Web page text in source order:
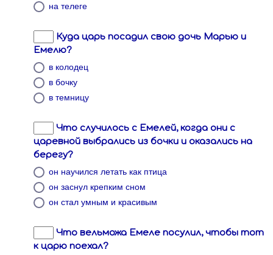
на телеге
Куда царь посадил свою дочь Марью и
Емелю?
в колодец
в бочку
в темницу
Что случилось с Емелей, когда они с
царевной выбрались из бочки и оказались на
берегу?
он научился летать как птица
он заснул крепким сном
он стал умным и красивым
Что вельможа Емеле посулил, чтобы тот
к царю поехал?